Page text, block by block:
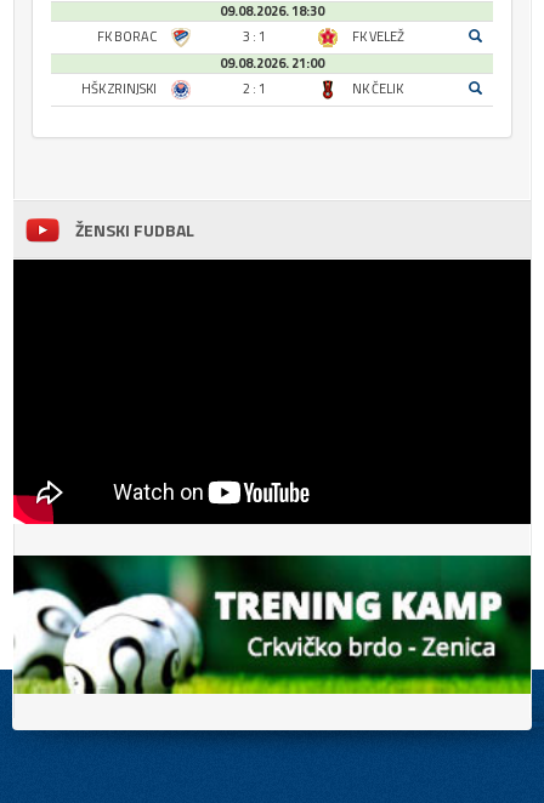
09.08.2026. 18:30
FK BORAC
3 : 1
FK VELEŽ
09.08.2026. 21:00
HŠK ZRINJSKI
2 : 1 NK ČELIK
ŽENSKI FUDBAL